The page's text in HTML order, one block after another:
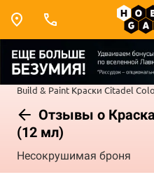
Build & Paint Краски Citadel
Отзывы о
(12 мл)
Несокрушимая броня